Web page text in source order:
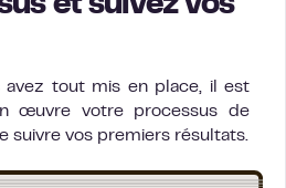
et suivez vos
avez tout mis en place, il est
œuvre votre processus de
suivre vos premiers résultats.